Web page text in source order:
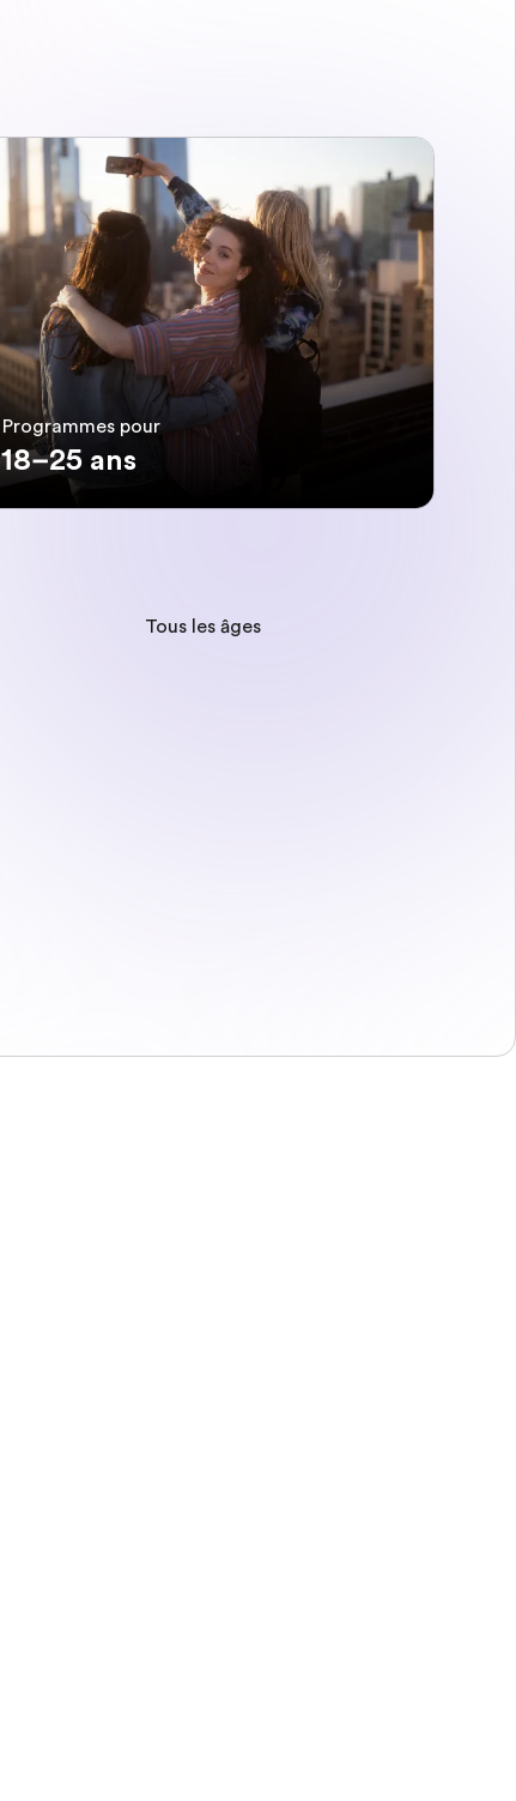
Programmes pour
18–25 ans
Tous les âges